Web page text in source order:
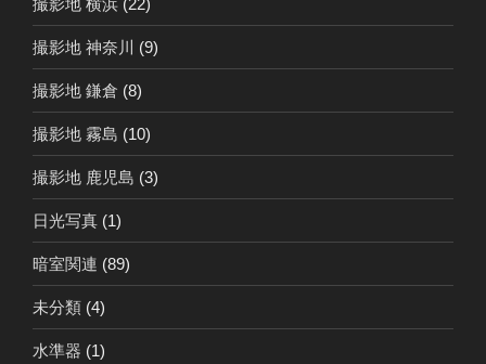
撮影地 神奈川 (9)
撮影地 鎌倉 (8)
撮影地 霧島 (10)
撮影地 鹿児島 (3)
日光写真 (1)
暗室関連 (89)
未分類 (4)
水準器 (1)